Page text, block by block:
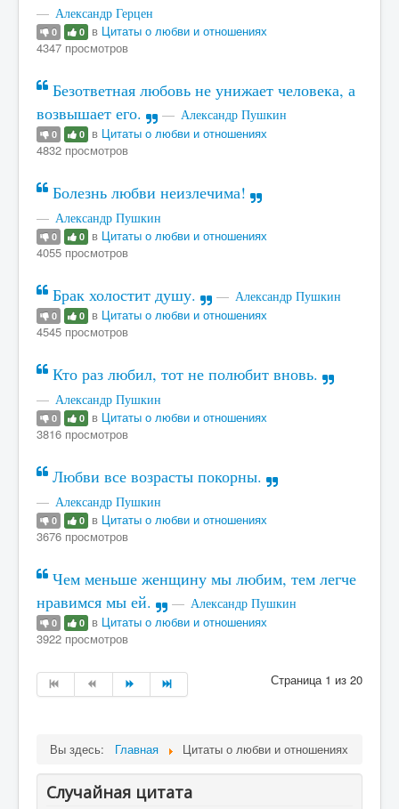
Александр Герцен
0 0 в Цитаты о любви и отношениях
4347 просмотров
Безответная любовь не унижает человека, а
возвышает его.
Александр Пушкин
0 0 в Цитаты о любви и отношениях
4832 просмотров
Болезнь любви неизлечима!
Александр Пушкин
0 0 в Цитаты о любви и отношениях
4055 просмотров
Брак холостит душу. Александр Пушкин
0 0 в Цитаты о любви и отношениях
4545 просмотров
Кто раз любил, тот не полюбит вновь.
Александр Пушкин
0 0 в Цитаты о любви и отношениях
3816 просмотров
Любви все возрасты покорны.
Александр Пушкин
0 0 в Цитаты о любви и отношениях
3676 просмотров
Чем меньше женщину мы любим, тем легче
нравимся мы ей.
Александр Пушкин
0 0 в Цитаты о любви и отношениях
3922 просмотров
Страница 1 из 20
Вы здесь: Главная Цитаты о любви и отношениях
Случайная цитата